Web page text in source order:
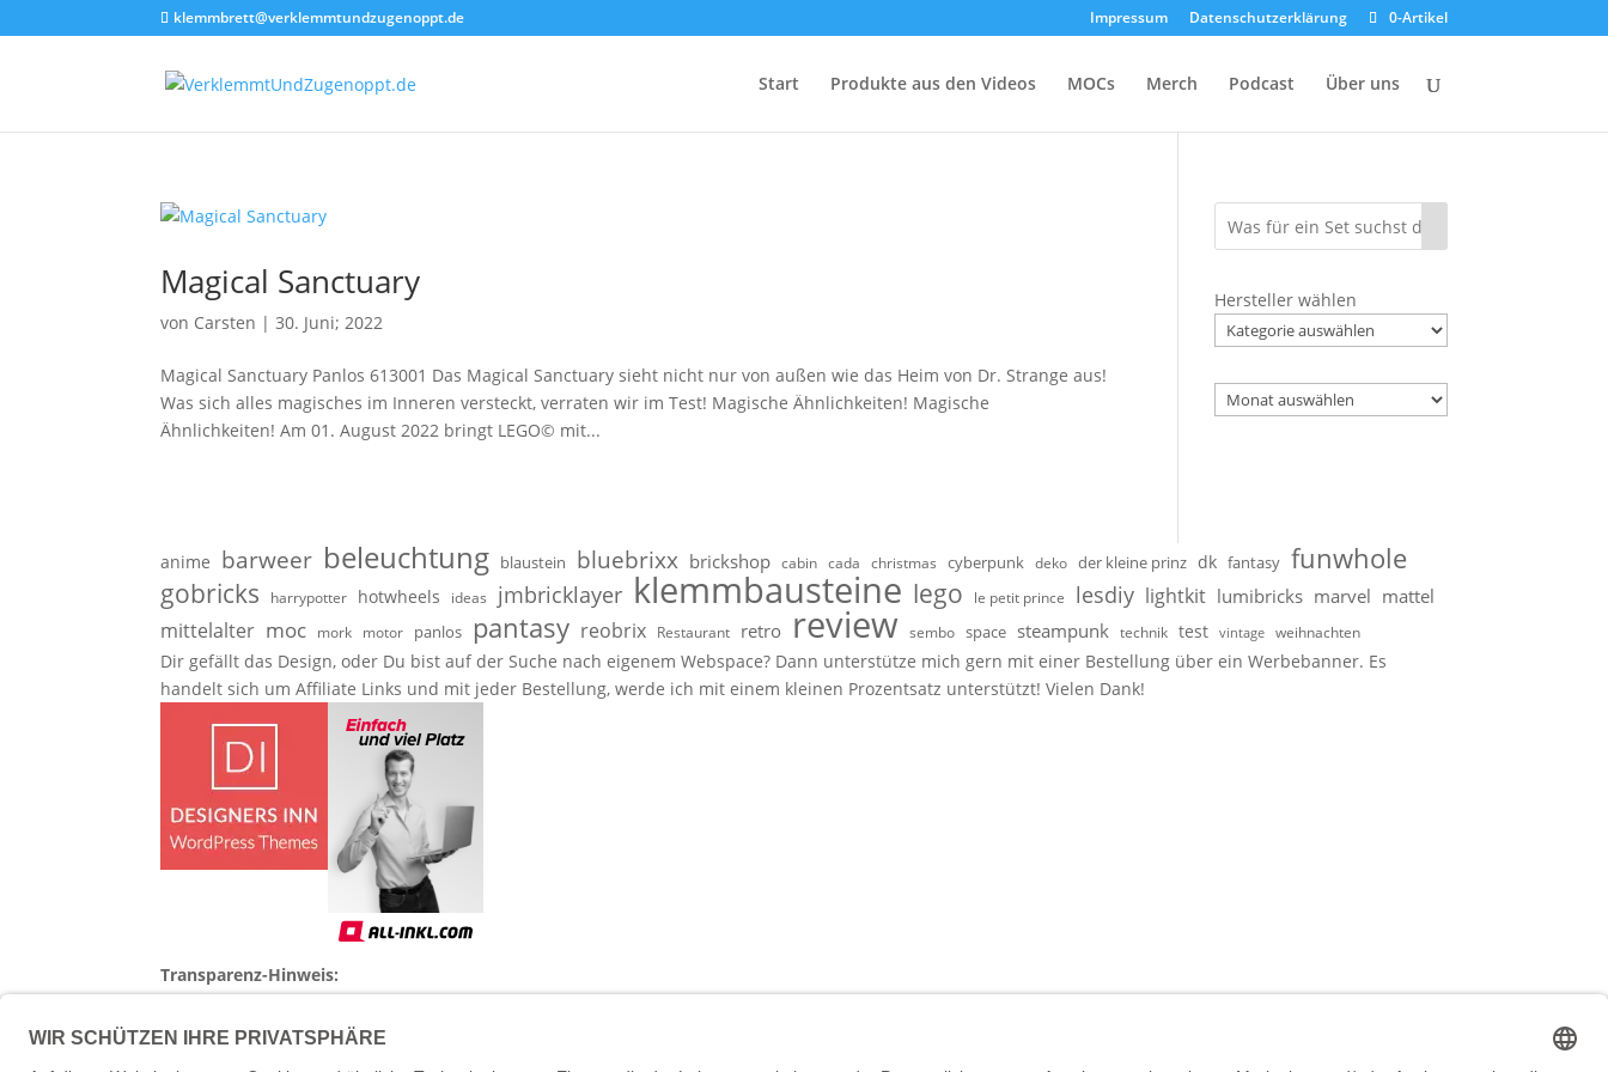
klemmbrett@verklemmtundzugenoppt.de Impressum Datenschutzerklärung 0-Artikel
Start Produkte aus den Videos MOCs Merch Podcast Über uns
Magical Sanctuary
von Carsten |30. Juni; 2022
Magical Sanctuary Panlos 613001 Das Magical Sanctuary sieht nicht nur von außen wie das Heim von Dr. Strange aus!
Was sich alles magisches im Inneren versteckt, verraten wir im Test! Magische Ähnlichkeiten! Magische
Ähnlichkeiten! Am 01. August 2022 bringt LEGO© mit...
Hersteller wählen
Archiv
anime barweer beleuchtung blaustein bluebrixx brickshop cabin cada christmas cyberpunk deko der kleine prinz dk fantasy funwhole
gobricks harrypotter hotwheels ideas jmbricklayer klemmbausteine lego le petit prince lesdiy lightkit lumibricks marvel mattel
mittelalter moc mork motor panlos pantasy reobrix Restaurant retro review sembo space steampunk technik test vintage weihnachten
Dir gefällt das Design, oder Du bist auf der Suche nach eigenem Webspace? Dann unterstütze mich gern mit einer Bestellung über ein Werbebanner. Es
handelt sich um Affiliate Links und mit jeder Bestellung, werde ich mit einem kleinen Prozentsatz unterstützt! Vielen Dank!
Transparenz-Hinweis:
Einige Links aufVerklemmt und zugenopptsind sogenannte Affiliate-Links. Wenn du über einen dieser Links ein Set kaufst – zum Beispiel bei Partnern
wie Lumibricks,Pantasy ,Mattel Brickshop